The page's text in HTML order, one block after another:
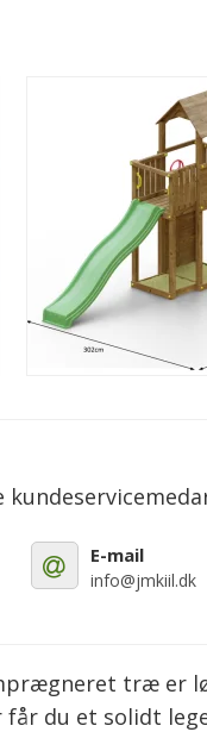
E-mail
info@jmkiil.dk
træ er
får du et solidt